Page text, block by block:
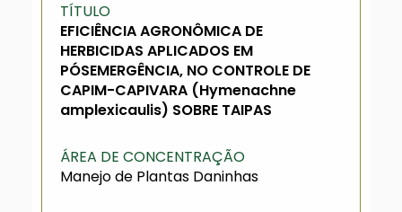
TÍTULO
EFICIÊNCIA AGRONÔMICA DE
HERBICIDAS APLICADOS EM
PÓSEMERGÊNCIA, NO CONTROLE DE
CAPIM-CAPIVARA (Hymenachne
amplexicaulis) SOBRE TAIPAS
ÁREA DE CONCENTRAÇÃO
Manejo de Plantas Daninhas